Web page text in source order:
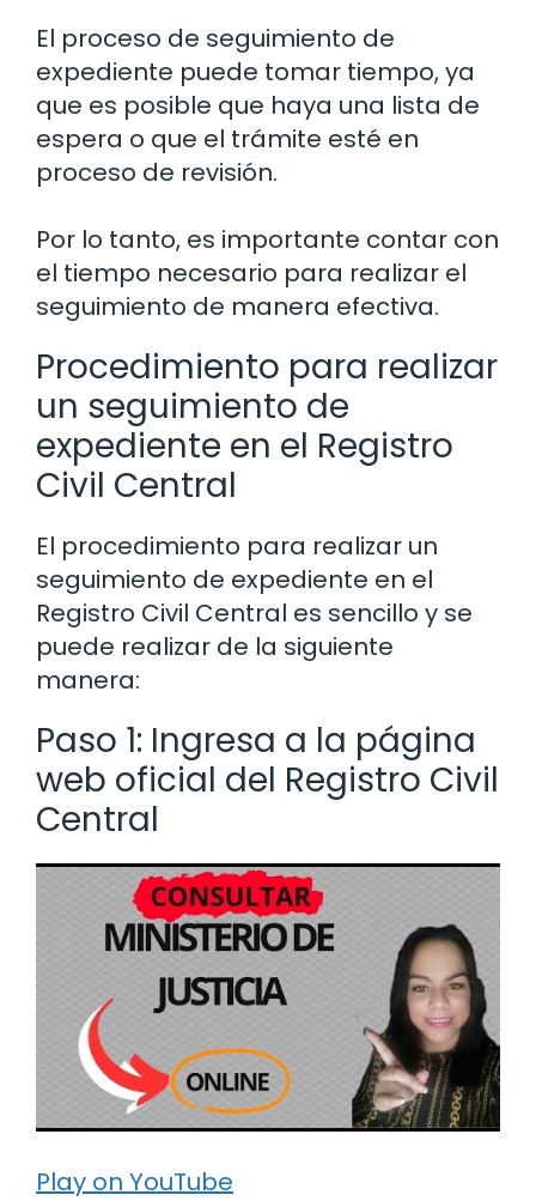
El proceso de seguimiento de
expediente puede tomar tiempo, ya
que es posible que haya una lista de
espera o que el trámite esté en
proceso de revisión.
Por lo tanto, es importante contar con
el tiempo necesario para realizar el
seguimiento de manera efectiva.
Procedimiento para realizar
un seguimiento de
expediente en el Registro
Civil Central
El procedimiento para realizar un
seguimiento de expediente en el
Registro Civil Central es sencillo y se
puede realizar de la siguiente
manera:
Paso 1: Ingresa a la página
web oficial del Registro Civil
Central
Play on YouTube